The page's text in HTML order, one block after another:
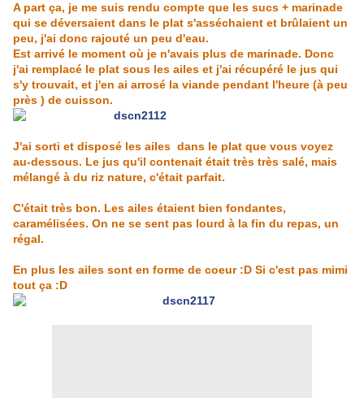
A part ça, je me suis rendu compte que les sucs + marinade
qui se déversaient dans le plat s'asséchaient et brûlaient un
peu, j'ai donc rajouté un peu d'eau.
Est arrivé le moment où je n'avais plus de marinade. Donc
j'ai remplacé le plat sous les ailes et j'ai récupéré le jus qui
s'y trouvait, et j'en ai arrosé la viande pendant l'heure (à peu
près ) de cuisson.
J'ai sorti et disposé les ailes dans le plat que vous voyez
au-dessous. Le jus qu'il contenait était très très salé, mais
mélangé à du riz nature, c'était parfait.
C'était très bon. Les ailes étaient bien fondantes,
caramélisées. On ne se sent pas lourd à la fin du repas, un
régal.
En plus les ailes sont en forme de coeur :D Si c'est pas mimi
tout ça :D